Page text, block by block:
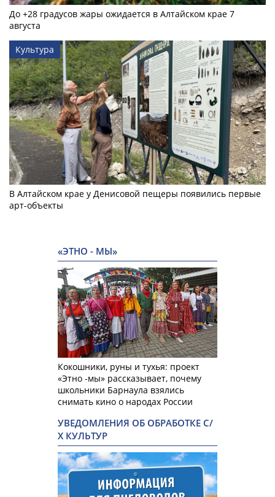
До +28 градусов жары ожидается в Алтайском крае 7
августа
Культура
В Алтайском крае у Денисовой пещеры появились первые
арт-объекты
«ЭТНО - МЫ»
Кокошники, руны и тухья: проект
«Этно -мы» рассказывает, почему
школьники Барнаула взялись
снимать кино о народах России
УВЕДОМЛЕНИЯ ОБ ОБРАБОТКЕ С/
Х КУЛЬТУР